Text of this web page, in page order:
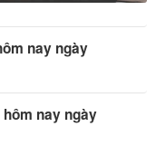
nay ngày
hôm nay ngày